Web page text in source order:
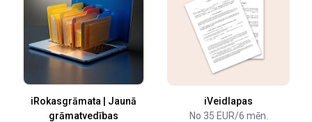
iRokasgrāmata | Jaunā
grāmatvedības
iVeidlapas
No 35 EUR/6 mēn.